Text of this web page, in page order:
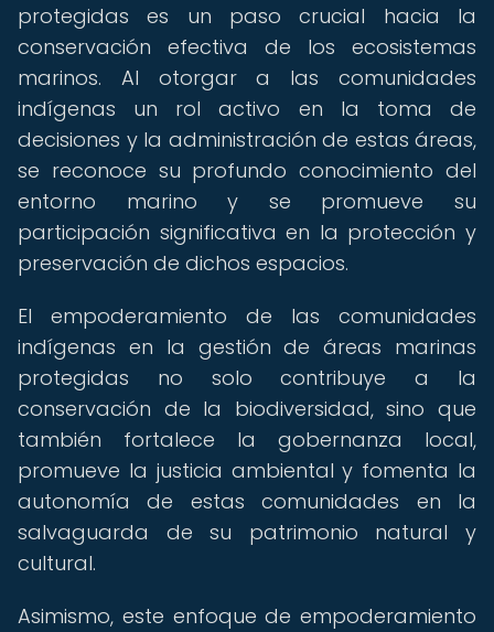
protegidas es un paso crucial hacia la
conservación efectiva de los ecosistemas
marinos. Al otorgar a las comunidades
indígenas un rol activo en la toma de
decisiones y la administración de estas áreas,
se reconoce su profundo conocimiento del
entorno marino y se promueve su
participación significativa en la protección y
preservación de dichos espacios.
El empoderamiento de las comunidades
indígenas en la gestión de áreas marinas
protegidas no solo contribuye a la
conservación de la biodiversidad, sino que
también fortalece la gobernanza local,
promueve la justicia ambiental y fomenta la
autonomía de estas comunidades en la
salvaguarda de su patrimonio natural y
cultural.
Asimismo, este enfoque de empoderamiento